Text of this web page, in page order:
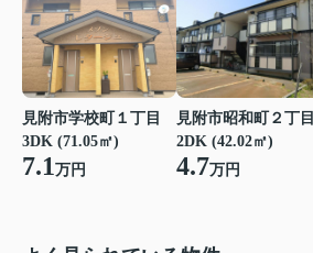
見附市学校町１丁目
3DK (71.05㎡)
7.1万円
見附市昭和町２丁目
2DK (42.02㎡)
4.7万円